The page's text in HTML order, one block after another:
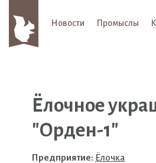
Новости Промыслы
Ёлочное
"Орден-1"
Предприятие: Ёлочка